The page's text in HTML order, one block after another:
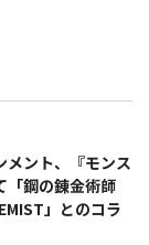
メント、『モンス
「鋼の錬金術師
」とのコラ